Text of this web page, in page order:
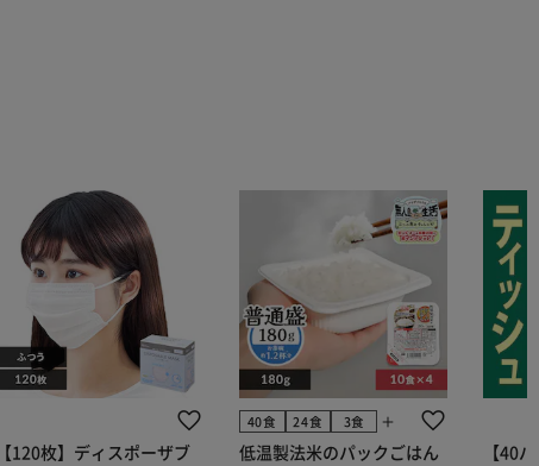
【120枚】ディスポーザブ
40食 24食 3食 add
低温製法米のパックごはん
【40